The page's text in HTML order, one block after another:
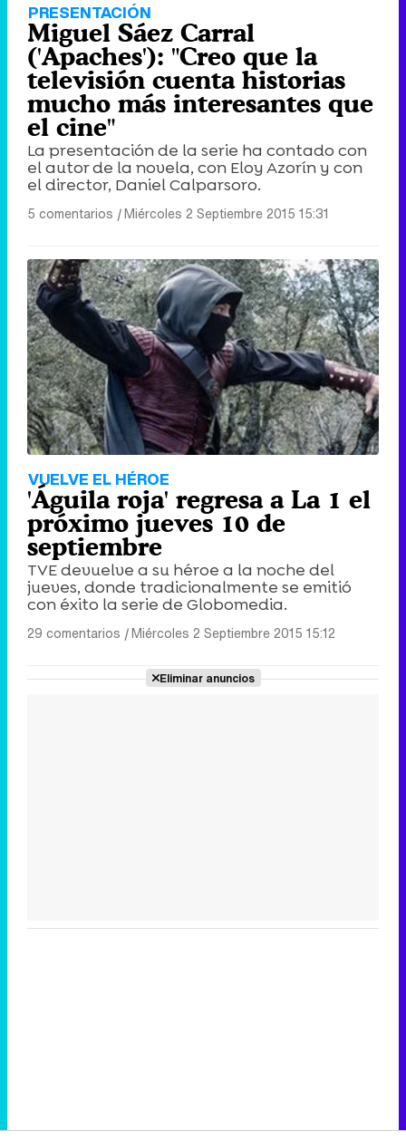
PRESENTACIÓN
Miguel Sáez Carral
('Apaches'): "Creo que la
televisión cuenta historias
mucho más interesantes que
el cine"
La presentación de la serie ha contado con
el autor de la novela, con Eloy Azorín y con
el director, Daniel Calparsoro.
5 comentarios |Miércoles 2 Septiembre 2015 15:31
VUELVE EL HÉROE
'Águila roja' regresa a La 1 el
próximo jueves 10 de
septiembre
TVE devuelve a su héroe a la noche del
jueves, donde tradicionalmente se emitió
con éxito la serie de Globomedia.
29 comentarios |Miércoles 2 Septiembre 2015 15:12
Eliminar anuncios